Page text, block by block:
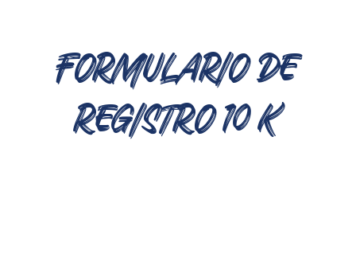
FORMULARIO DE
REGISTRO 10 K